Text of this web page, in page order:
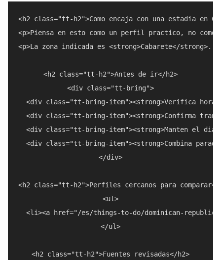
<h2 class="tt-h2">Como encaja con una estadia en
<p>Piensa en esto como un perfil practico, no
<p>La zona indicada es <strong>Cabarete</
<h2 class="tt-h2">Antes de ir</h2>
<div class="tt-bring">
<div class="tt-bring-item"><strong>Verifica
<div class="tt-bring-item"><strong>Confirma
<div class="tt-bring-item"><strong>Manten el
<div class="tt-bring-item"><strong>Combina
</div>
<h2 class="tt-h2">Perfiles cercanos para comparar</
<ul>
<li><a href="/es/things-to-do/dominican-
</ul>
<h2 class="tt-h2">Fuentes revisadas</h2>